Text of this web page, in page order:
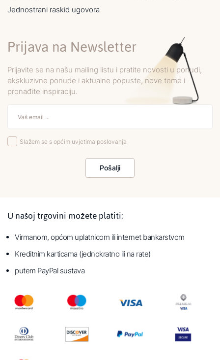
Jednostrani raskid ugovora
Prijava na Newsletter
Prijavite se na našu mailing listu i pratite novosti u ponudi,
ekskluzivne ponude i aktualne popuste, nove teme i
pronađite inspiraciju.
Slažem se s općim uvjetima poslovanja
Pošalji
U našoj trgovini možete platiti:
Virmanom, općom uplatnicom ili internet bankarstvom
Kreditnim karticama (jednokratno ili na rate)
putem PayPal sustava